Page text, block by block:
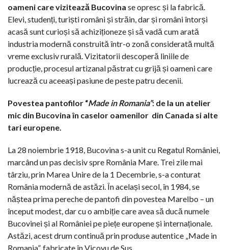
oameni care vizitează Bucovina se opresc și la fabrică.
Elevi, studenți, turiști români și străin, dar și români întorși
acasă sunt curioși să achiziționeze și să vadă cum arată
industria modernă construită într-o zonă considerată multă
vreme exclusiv rurală. Vizitatorii descoperă liniile de
producție, procesul artizanal păstrat cu grijă și oameni care
lucrează cu aceeași pasiune de peste patru decenii.
Povestea pantofilor “Made in Romania”: de la un atelier
mic din Bucovina în caselor oamenilor din Canada si alte
tari europene.
La 28 noiembrie 1918, Bucovina s-a unit cu Regatul României,
marcând un pas decisiv spre România Mare. Trei zile mai
târziu, prin Marea Unire de la 1 Decembrie, s-a conturat
România modernă de astăzi. În același secol, în 1984, se
năștea prima pereche de pantofi din povestea Marelbo – un
început modest, dar cu o ambiție care avea să ducă numele
Bucovinei și al României pe piețe europene și internaționale.
Astăzi, acest drum continuă prin produse autentice „Made in
Romania”, fabricate în Vicovu de Sus.